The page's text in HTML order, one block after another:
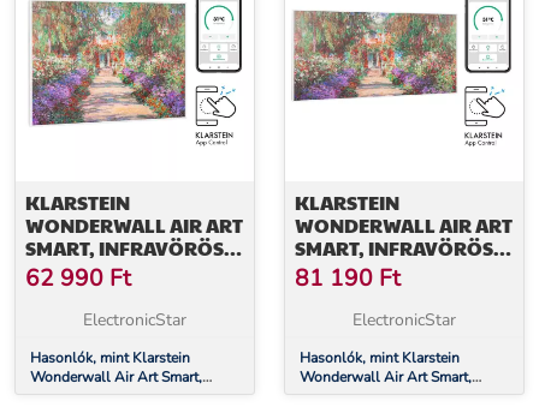
KLARSTEIN
WONDERWALL AIR ART
SMART, INFRAVÖRÖS
HŐSUGÁRZÓ, 80 X 60
CM, 500 W, KERTI
ÖSVÉNY
62 990 Ft
ElectronicStar
Hasonlók, mint Klarstein
Wonderwall Air Art Smart,
infravörös hősugárzó, 80 x 60
KLARSTEIN
WONDERWALL AIR ART
SMART, INFRAVÖRÖS
HŐSUGÁRZÓ, 120 X 60
CM, 700 W,
ALKALMAZÁS, KERTI
81 190 Ft
ElectronicStar
Hasonlók, mint Klarstein
Wonderwall Air Art Smart,
infravörös hősugárzó, 120 x 60